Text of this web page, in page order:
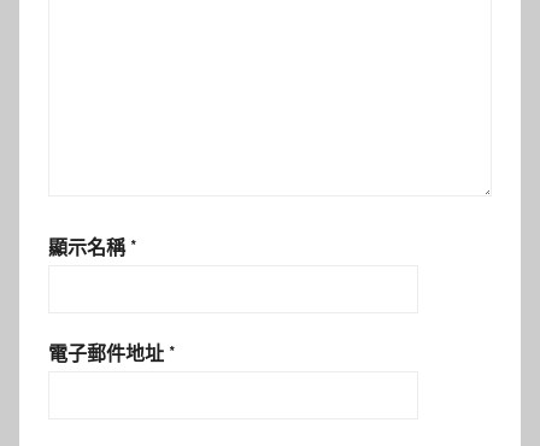
顯示名稱 *
電子郵件地址 *